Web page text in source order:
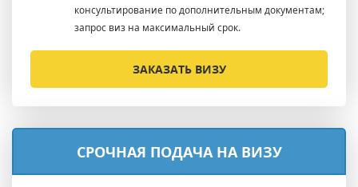
консультирование по дополнительным документам;
запрос виз на максимальный срок.
ЗАКАЗАТЬ ВИЗУ
СРОЧНАЯ ПОДАЧА НА ВИЗУ